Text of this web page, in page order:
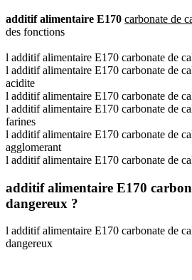
additif alimentaire E170 carbonate de
des fonctions
l additif alimentaire E170 carbonate de
l additif alimentaire E170 carbonate de
acidite
l additif alimentaire E170 carbonate de
l additif alimentaire E170 carbonate de
farines
l additif alimentaire E170 carbonate de
agglomerant
l additif alimentaire E170 carbonate de
additif alimentaire E170
dangereux ?
l additif alimentaire E170 carbonate de
dangereux